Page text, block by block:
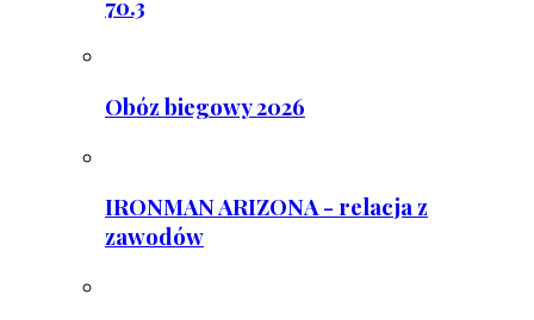
70.3
Obóz biegowy 2026
IRONMAN ARIZONA - relacja z
zawodów